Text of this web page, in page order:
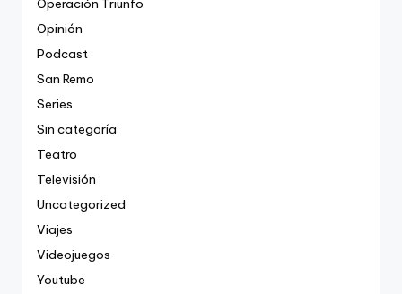
Operación Triunfo
Opinión
Podcast
San Remo
Series
Sin categoría
Teatro
Televisión
Uncategorized
Viajes
Videojuegos
Youtube